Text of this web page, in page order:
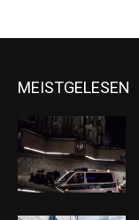
MEISTGELESEN